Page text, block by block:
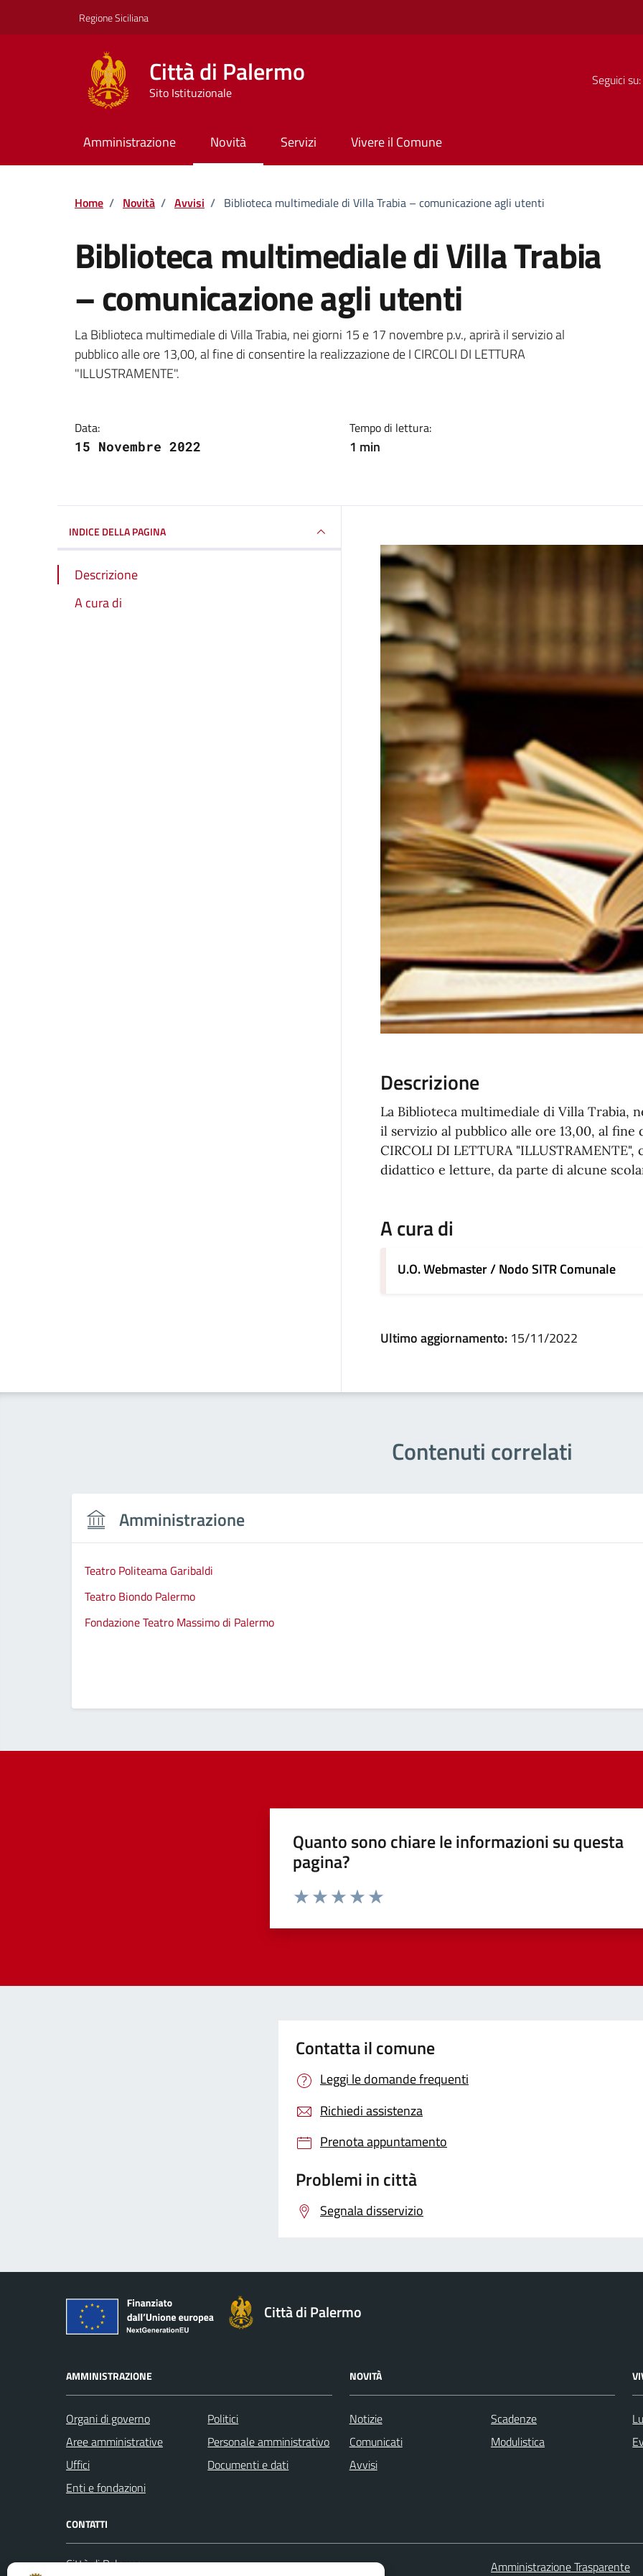
Regione Siciliana
Città di Palermo
Sito Istituzionale
Seguici su:
Amministrazione Novità Servizi Vivere il Comune
Home / Novità / Avvisi / Biblioteca multimediale di Villa Trabia – comunicazione agli utenti
Biblioteca multimediale di Villa Trabia
– comunicazione agli utenti
Dettagli della notizia
La Biblioteca multimediale di Villa Trabia, nei giorni 15 e 17 novembre p.v., aprirà il servizio al
pubblico alle ore 13,00, al fine di consentire la realizzazione de I CIRCOLI DI LETTURA
"ILLUSTRAMENTE".
Data:
15 Novembre 2022
Tempo di lettura:
1 min
INDICE DELLA PAGINA
Descrizione
A cura di
Descrizione
La Biblioteca multimediale di Villa Trabia,
il servizio al pubblico alle ore 13,00, al
CIRCOLI DI LETTURA
didattico e letture, da parte di alcune
A cura di
U.O. Webmaster / Nodo SITR Comunale
Ultimo aggiornamento: 15/11/2022
Contenuti correlati
Amministrazione
Teatro Politeama Garibaldi
Teatro Biondo Palermo
Fondazione Teatro Massimo di Palermo
Quanto sono chiare le informazioni su questa
pagina?
Contatta il comune
Leggi le domande frequenti
Richiedi assistenza
Prenota appuntamento
Problemi in città
Segnala disservizio
Città di Palermo
AMMINISTRAZIONE
Organi di governo
Aree amministrative
Uffici
Enti e fondazioni
Politici
Personale amministrativo
Documenti e dati
NOVITÀ
Notizie
Comunicati
Avvisi
Scadenze
Modulistica
CONTATTI
Città di Palermo
Leggi le FAQ Amministrazione Trasparente